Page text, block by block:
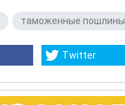
таможенные пошлины
Twitter